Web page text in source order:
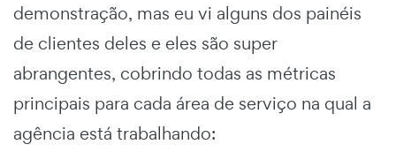
demonstração, mas eu vi alguns dos painéis
de clientes deles e eles são super
abrangentes, cobrindo todas as métricas
principais para cada área de serviço na qual a
agência está trabalhando: